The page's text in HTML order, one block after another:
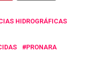
HIDROGRÁFICAS
PRONARA